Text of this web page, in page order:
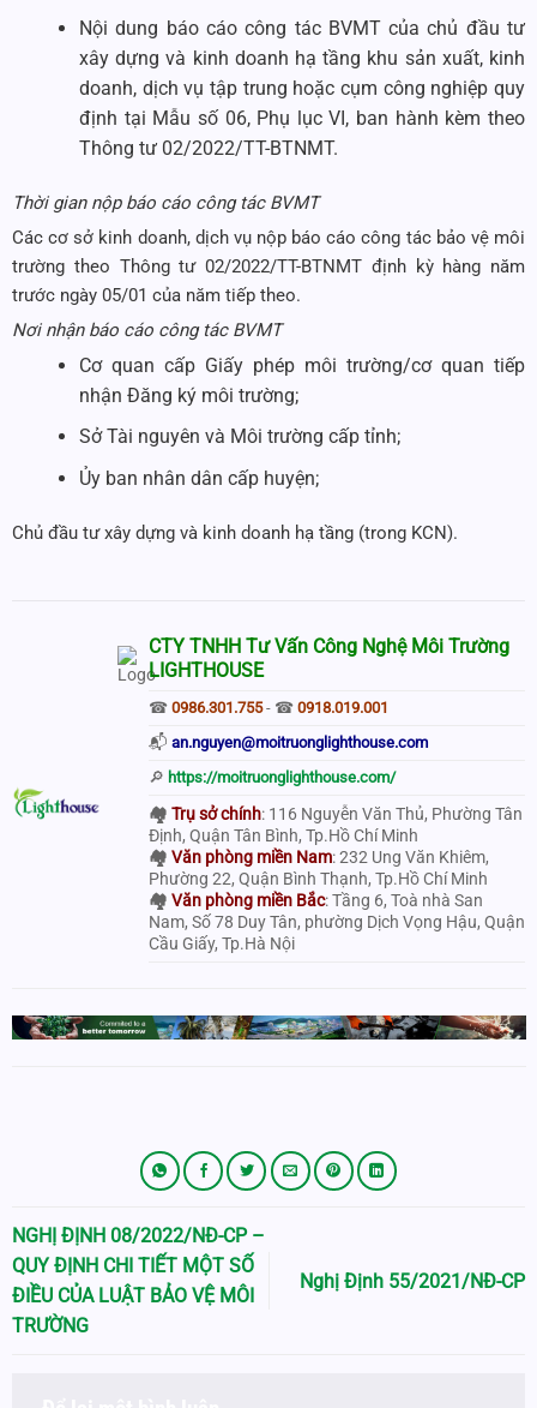
Nội dung báo cáo công tác BVMT của chủ đầu tư
xây dựng và kinh doanh hạ tầng khu sản xuất, kinh
doanh, dịch vụ tập trung hoặc cụm công nghiệp quy
định tại Mẫu số 06, Phụ lục VI, ban hành kèm theo
Thông tư 02/2022/TT-BTNMT.
Thời gian nộp báo cáo công tác BVMT
Các cơ sở kinh doanh, dịch vụ nộp báo cáo công tác bảo vệ môi
trường theo Thông tư 02/2022/TT-BTNMT định kỳ hàng năm
trước ngày 05/01 của năm tiếp theo.
Nơi nhận báo cáo công tác BVMT
Cơ quan cấp Giấy phép môi trường/cơ quan tiếp
nhận Đăng ký môi trường;
Sở Tài nguyên và Môi trường cấp tỉnh;
Ủy ban nhân dân cấp huyện;
Chủ đầu tư xây dựng và kinh doanh hạ tầng (trong KCN).
CTY TNHH Tư Vấn Công Nghệ Môi Trường
LIGHTHOUSE
☎0986.301.755- ☎0918.019.001
📬an.nguyen@moitruonglighthouse.com
🔎 https://moitruonglighthouse.com/
🏘Trụ sở chính: 116 Nguyễn Văn Thủ, Phường Tân
Định, Quận Tân Bình, Tp.Hồ Chí Minh
🏘Văn phòng miền Nam: 232 Ung Văn Khiêm,
Phường 22, Quận Bình Thạnh, Tp.Hồ Chí Minh
🏘Văn phòng miền Bắc: Tầng 6, Toà nhà San
Nam, Số 78 Duy Tân, phường Dịch Vọng Hậu, Quận
Cầu Giấy, Tp.Hà Nội
NGHỊ ĐỊNH 08/2022/NĐ-CP –
QUY ĐỊNH CHI TIẾT MỘT SỐ
ĐIỀU CỦA LUẬT BẢO VỆ MÔI
TRƯỜNG
Nghị Định 55/2021/NĐ-CP